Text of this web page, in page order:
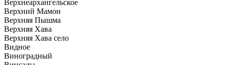
Верхнеархангельское
Верхний Мамон
Верхняя Пышма
Верхняя Хава
Верхняя Хава село
Видное
Виноградный